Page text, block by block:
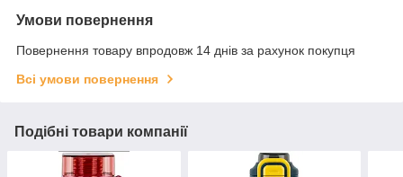
Умови повернення
Повернення товару впродовж 14 днів за рахунок покупця
Всі умови повернення
Подібні товари компанії